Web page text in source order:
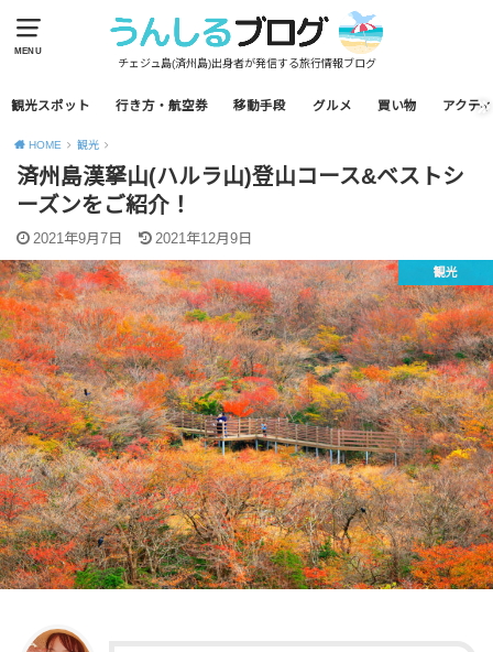
MENU
チェジュ島(済州島)出身者が発信する旅行情報ブログ
観光スポット 行き方・航空券 移動手段 グルメ 買い物 アクテ
HOME 観光
済州島漢拏山(ハルラ山)登山コース&ベストシ
ーズンをご紹介！
2021年9月7日 2021年12月9日
観光